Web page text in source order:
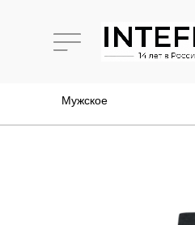
Мужское